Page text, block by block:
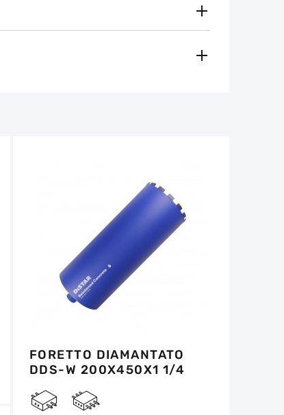
Secondo le tariffe del vettore
contanti)
FORETTO DIAMANTATO
DDS-W 200X450X1 1/4
CONCRETE